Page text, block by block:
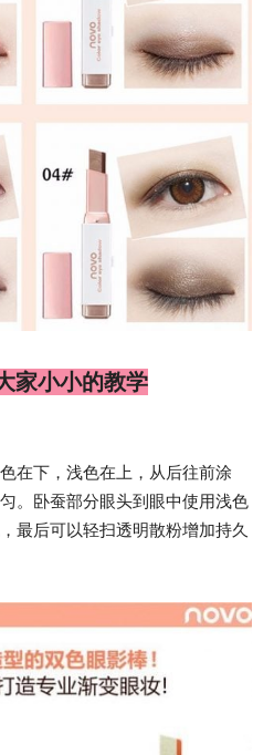
家小小的教学
在下，浅色在上，从后往前涂
。卧蚕部分眼头到眼中使用浅色
最后可以轻扫透明散粉增加持久